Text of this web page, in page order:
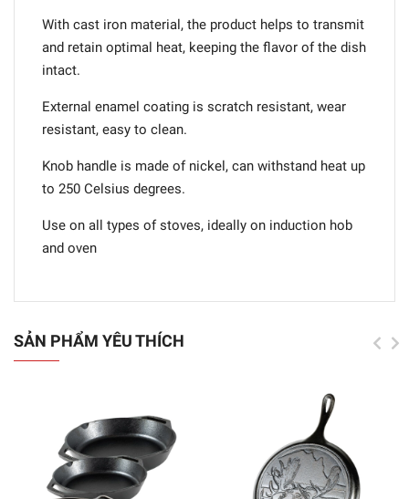
With cast iron material, the product helps to transmit
and retain optimal heat, keeping the flavor of the dish
intact.
External enamel coating is scratch resistant, wear
resistant, easy to clean.
Knob handle is made of nickel, can withstand heat up
to 250 Celsius degrees.
Use on all types of stoves, ideally on induction hob
and oven
SẢN PHẨM YÊU THÍCH